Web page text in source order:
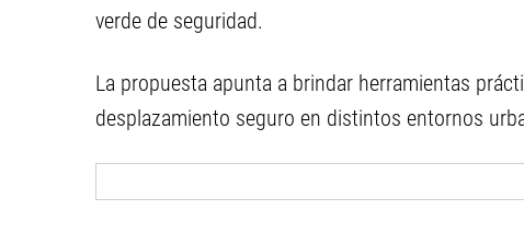
verde de seguridad.
La propuesta apunta a brindar herramientas
desplazamiento seguro en distintos entornos